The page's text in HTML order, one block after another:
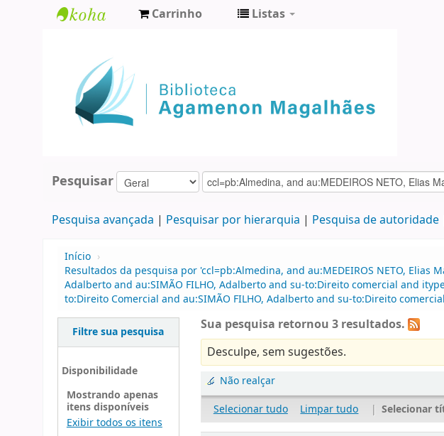
Agamenon
Magalhães
Carrinho Listas
Pesquisar
Pesquisa avançada Pesquisar por hierarquia Pesquisa de autoridade
Início ›
Resultados da pesquisa por 'ccl=pb:Almedina, and au:MEDEIROS NETO,
Adalberto and au:SIMÃO FILHO, Adalberto and su-to:Direito comercial and
to:Direito Comercial and au:SIMÃO FILHO, Adalberto and su-to:Direito
Filtre sua pesquisa
Disponibilidade
Mostrando apenas
itens disponíveis
Exibir todos os itens
Sua pesquisa retornou 3 resultados.
Desculpe, sem sugestões.
Não realçar
Selecionar tudo
Limpar tudo | Selecionar